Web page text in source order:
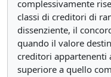
complessivamente
classi di creditori di
dissenziente, il
quando il valore
creditori appartenenti
superiore a quello